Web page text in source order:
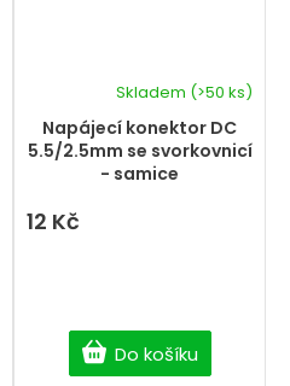
Napájecí konektor DC
5.5/2.5mm se svorkovnicí
- samice
hodnocení
produktu
z
Skladem (>50 ks)
12 Kč
Do košíku